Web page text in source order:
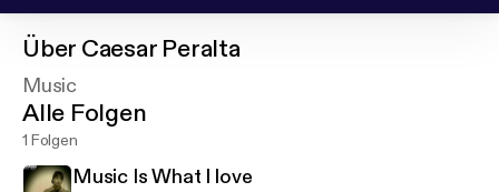
Über Caesar Peralta
Music
Alle Folgen
1 Folgen
Music Is What I love